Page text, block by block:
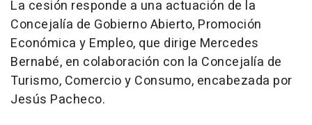
La cesión responde a una actuación de la
Concejalía de Gobierno Abierto, Promoción
Económica y Empleo, que dirige Mercedes
Bernabé, en colaboración con la Concejalía de
Turismo, Comercio y Consumo, encabezada por
Jesús Pacheco.